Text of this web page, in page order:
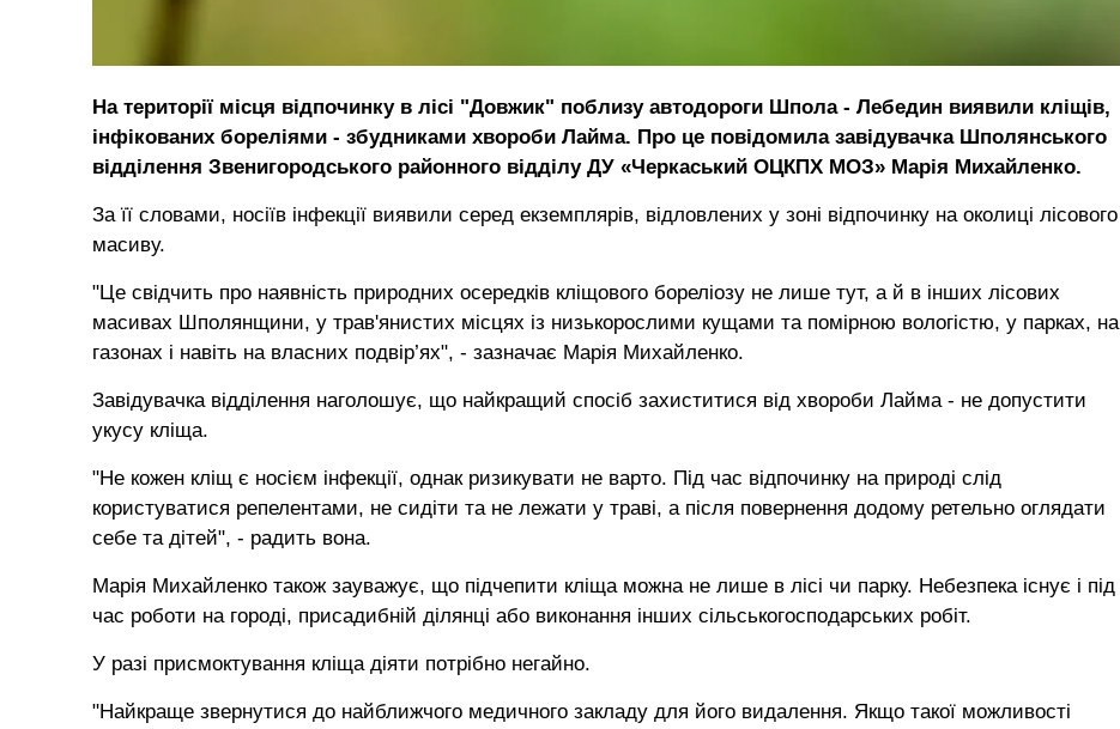
На території місця відпочинку в лісі "Довжик" поблизу автодороги Шпола - Лебедин виявили кліщів,
інфікованих бореліями - збудниками хвороби Лайма. Про це повідомила завідувачка Шполянського
відділення Звенигородського районного відділу ДУ «Черкаський ОЦКПХ МОЗ» Марія Михайленко.
За її словами, носіїв інфекції виявили серед екземплярів, відловлених у зоні відпочинку на околиці лісового
масиву.
"Це свідчить про наявність природних осередків кліщового бореліозу не лише тут, а й в інших лісових
масивах Шполянщини, у трав'янистих місцях із низькорослими кущами та помірною вологістю, у парках, на
газонах і навіть на власних подвір’ях", - зазначає Марія Михайленко.
Завідувачка відділення наголошує, що найкращий спосіб захиститися від хвороби Лайма - не допустити
укусу кліща.
"Не кожен кліщ є носієм інфекції, однак ризикувати не варто. Під час відпочинку на природі слід
користуватися репелентами, не сидіти та не лежати у траві, а після повернення додому ретельно оглядати
себе та дітей", - радить вона.
Марія Михайленко також зауважує, що підчепити кліща можна не лише в лісі чи парку. Небезпека існує і під
час роботи на городі, присадибній ділянці або виконання інших сільськогосподарських робіт.
У разі присмоктування кліща діяти потрібно негайно.
"Найкраще звернутися до найближчого медичного закладу для його видалення. Якщо такої можливості